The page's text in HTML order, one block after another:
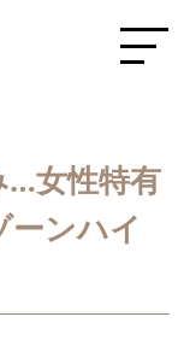
…女性特有
ンハイ